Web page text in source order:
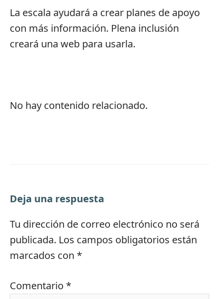
La escala ayudará a crear planes de apoyo
con más información. Plena inclusión
creará una web para usarla.
No hay contenido relacionado.
Deja una respuesta
Tu dirección de correo electrónico no será
publicada. Los campos obligatorios están
marcados con *
Comentario *